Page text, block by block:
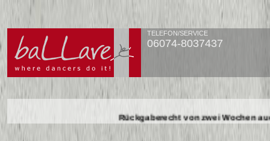
TELEFON/SERVICE
06074-8037437
Rückgaberecht von zwei Wochen
Rückgaberecht von zwei Wochen